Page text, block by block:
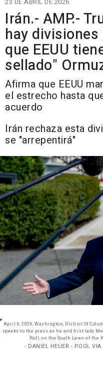
Irán.- AMP.-
hay
que EEUU
sellado"
Afirma que EEUU
el estrecho hasta
acuerdo
Irán rechaza esta
se "arrepentirá"
April 6, 2026, Washington, District Of
speaks to the press as he and first lady
Roll, on the South Lawn of the
- DANIEL HEUER - POOL